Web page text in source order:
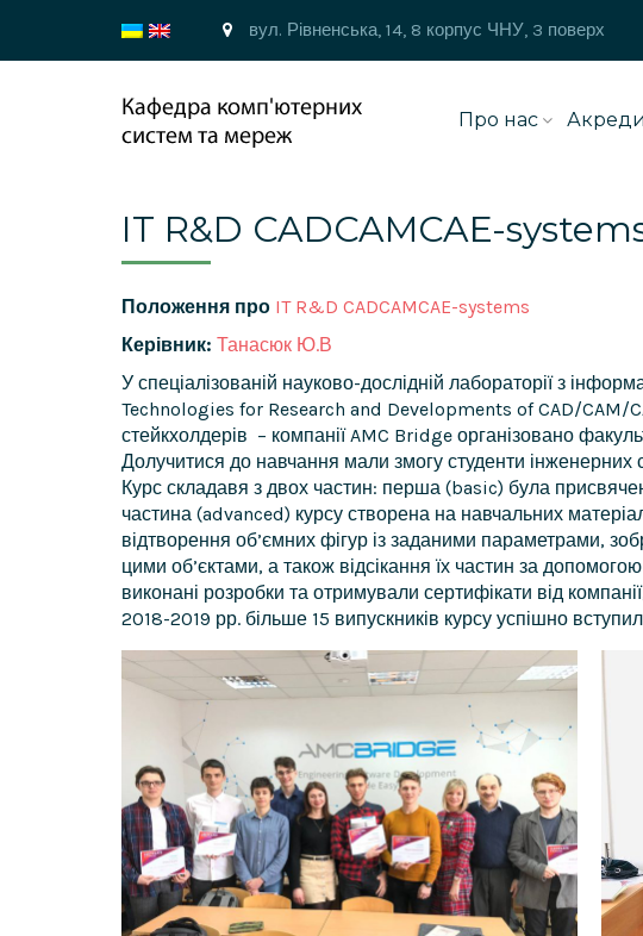
вул. Рівненська, 14, 8 корпус ЧНУ, 3 поверх
Про нас
IT R&D CADCAMCAE-
Положення про IT R&D CADCAMCAE-systems
Керівник: Танасюк Ю.В
У спеціалізованій науково-дослідній лабораторії з
Technologies for Research and Developments of CAD/
стейкхолдерів – компанії AMC Bridge організовано
Долучитися до навчання мали змогу студенти
Курс складавя з двох частин: перша (basic) була
частина (advanced) курсу створена на навчальних
відтворення об’ємних фігур із заданими параметрами,
цими об’єктами, а також відсікання їх частин за
виконані розробки та отримували сертифікати від
2018-2019 рр. більше 15 випускників курсу успішно